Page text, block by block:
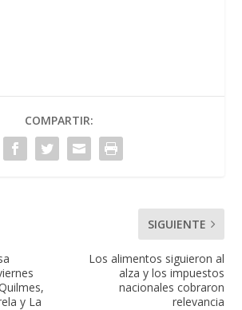
COMPARTIR:
y La
SIGUIENTE
Los alimentos siguieron al
alza y los impuestos
nacionales cobraron
relevancia